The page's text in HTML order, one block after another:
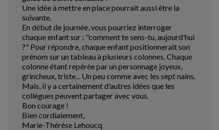
Une idée à mettre en place pourrait aussi être la
suivante.
En début de journée, vous pourriez interroger
chaque enfant sur : "comment te sens-tu, aujourd'hui
?" Pour répondre, chaque enfant positionnerait son
prénom sur un tableau à plusieurs colonnes. Chaque
colonne étant repérée par un personnage joyeux,
grincheux, triste... Un peu comme avec les sept nains.
Mais, il y a certainement d'autres idées que les
collègues peuvent partager avec vous.
Bon courage !
Bien cordialement,
Marie-Thérèse Lehoucq